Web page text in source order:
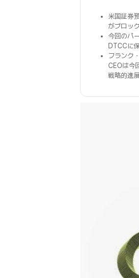
米国証券
がブロッ
今回のパ
DTCCに
フランク
CEOは今
戦略的進